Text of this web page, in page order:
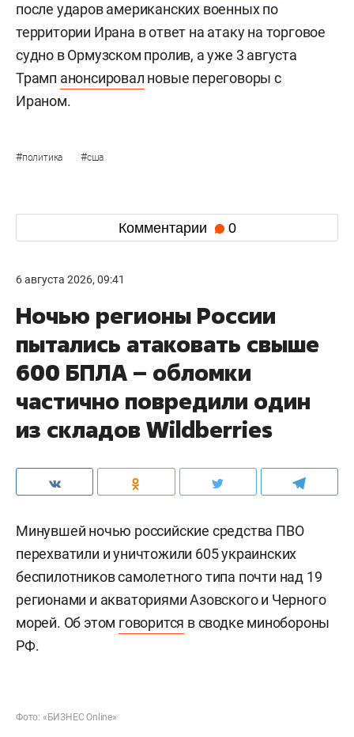
после ударов американских военных по
территории Ирана в ответ на атаку на торговое
судно в Ормузском пролив, а уже 3 августа
Трамп анонсировал новые переговоры с
Ираном.
#политика #сша
Комментарии 0
6 августа 2026, 09:41
Ночью регионы России
пытались атаковать свыше
600 БПЛА – обломки
частично повредили один
из складов Wildberries
Минувшей ночью российские средства ПВО
перехватили и уничтожили 605 украинских
беспилотников самолетного типа почти над 19
регионами и акваториями Азовского и Черного
морей. Об этом говорится в сводке минобороны
РФ.
Фото: «БИЗНЕС Online»